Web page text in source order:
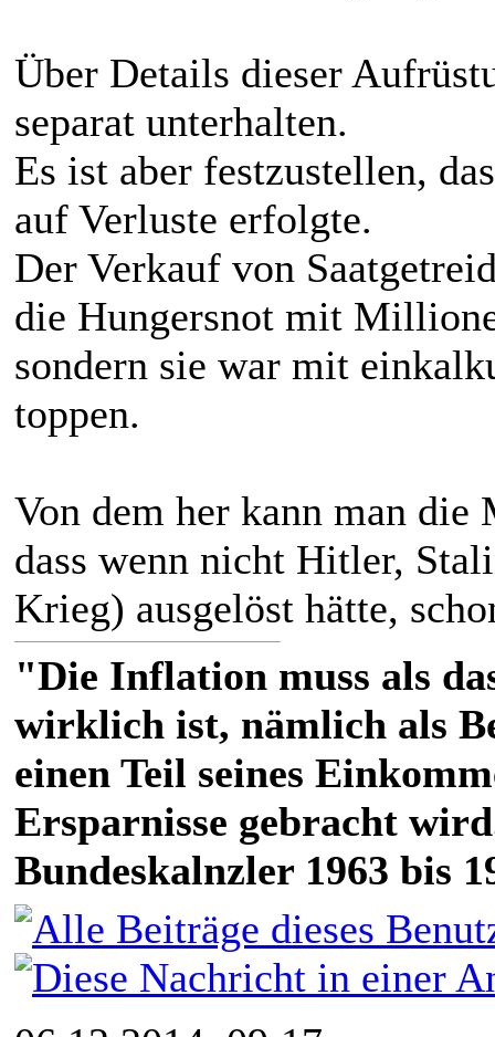
Über Details dieser
separat unterhalten.
Es ist aber festzustellen,
auf Verluste erfolgte.
Der Verkauf von
die Hungersnot mit
sondern sie war mit
toppen.
Von dem her kann man
dass wenn nicht Hitler,
Krieg) ausgelöst hätte,
"Die Inflation muss als
wirklich ist, nämlich als
einen Teil seines
Ersparnisse gebracht
Bundeskalnzler 1963 bis